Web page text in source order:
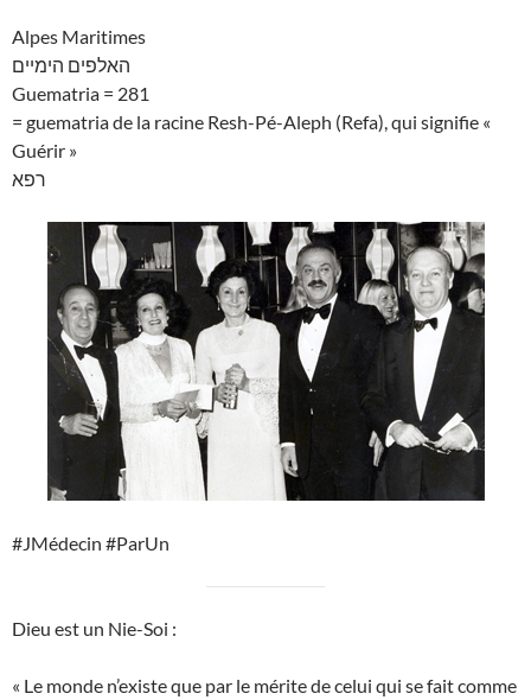
Alpes Maritimes
האלפים הימיים
Guematria = 281
= guematria de la racine Resh-Pé-Aleph (Refa), qui signifie «
Guérir »
רפא
#JMédecin #ParUn
Dieu est un Nie-Soi :
« Le monde n’existe que par le mérite de celui qui se fait comme